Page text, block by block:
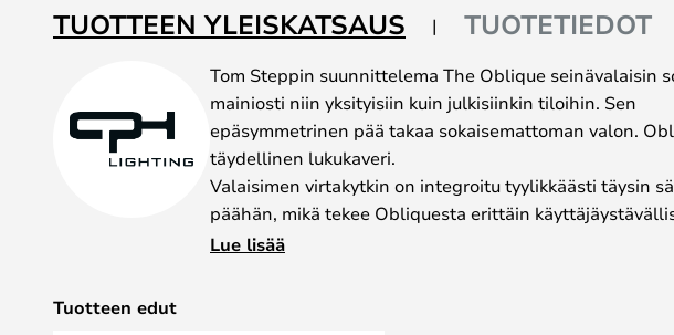
the
images
TUOTTEEN YLEISKATSAUS TUOTETIEDOT
Tom Steppin suunnittelema The Oblique seinävalaisin
mainiosti niin yksityisiin kuin julkisiinkin tiloihin. Sen
epäsymmetrinen pää takaa sokaisemattoman valon.
täydellinen lukukaveri.
Valaisimen virtakytkin on integroitu tyylikkäästi täysin
päähän, mikä tekee Obliquesta erittäin
Huomaa, että lamppu on johdollinen!
Lue lisää
Tuotteen edut